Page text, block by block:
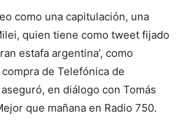
como una capitulación, una
quien tiene como tweet fijado
estafa argentina’, como
de Telefónica de
en diálogo con Tomás
que mañana en Radio 750.